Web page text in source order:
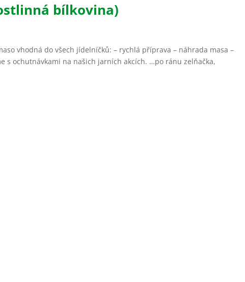
bílkovina)
vhodná do všech jídelníčků: – rychlá příprava – náhrada masa –
s ochutnávkami na našich jarních akcích. …po ránu zelňačka,